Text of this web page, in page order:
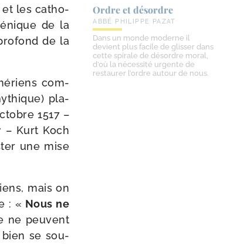
et les catho­
de la
de la
com­
pla­
1517 –
– Kurt Koch
une mise
mais on
: « Nous ne
ne peuvent
bien se sou­
Ordre et désordre
ABBÉ PHILIPPE PAZAT
Dans un monde moderne il
devient plus facile de glisser dans
cette spirale de désordre moral,
d’où la nécessité urgente de
restaurer l’ordre autour de nous.